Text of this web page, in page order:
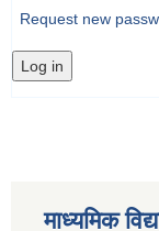
Request new
माध्यमिक